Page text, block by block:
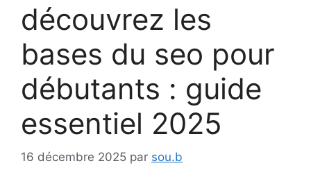
découvrez les
bases du seo pour
débutants : guide
essentiel 2025
16 décembre 2025 par sou.b